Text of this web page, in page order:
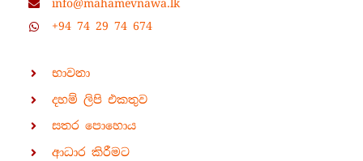
info@mahamevnawa.lk
+94 74 29 74 674
භාවනා
දහම් ලිපි එකතුව
සතර පොහොය
ආධාර කිරීමට